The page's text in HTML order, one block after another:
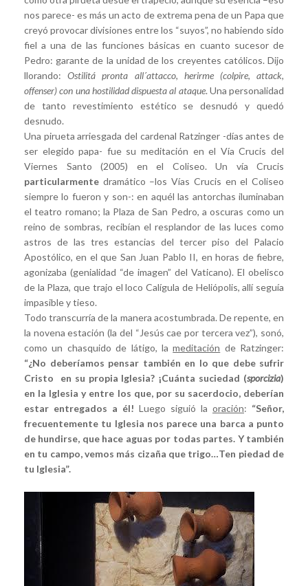
nos parece- es más un acto de extrema pena de un Papa que
creyó provocar divisiones entre los “suyos”, no habiendo sido
fiel a una de las funciones básicas en cuanto sucesor de
Pedro: garante de la unidad de los creyentes católicos. Dijo
llorando:Ostilitá pronta all´attacco, herirme (colpire, attack,
offenser) con una hostilidad dispuesta al ataque. Una personalidad
de tanto revestimiento estético se desnudó y quedó
desnudo.
Una pirueta arriesgada del cardenal Ratzinger -días antes de
ser elegido papa- fue su meditación en el Vía Crucis del
Viernes Santo (2005) en el Coliseo. Un vía Crucis
particularmente dramático –los Vías Crucis en el Coliseo
siempre lo fueron y son-: en aquél las antorchas iluminaban
el teatro romano; la Plaza de San Pedro, a oscuras como un
reino de sombras, recibían el resplandor de las luces como
astros de las tres estancias del tercer piso del Palacio
Apostólico, en el que San Juan Pablo II, en horas de fiebre,
agonizaba (genialidad “de imagen” del Vaticano). El obelisco
de la Plaza, que trajo el loco Calígula de Heliópolis, allí seguía
impasible y tieso.
Todo transcurría de la manera acostumbrada. De repente, en
la novena estación (la del “Jesús cae por tercera vez”), sonó,
como un chasquido de látigo, lameditación de Ratzinger:
“¿No deberíamos pensar también en lo que debe sufrir
Cristo en su propia Iglesia? ¡Cuánta suciedad (sporcizia)
en la Iglesia y entre los que, por su sacerdocio, deberían
estar entregados a él! Luego siguió la oración: “Señor,
frecuentemente tu Iglesia nos parece una barca a punto
de hundirse, que hace aguas por todas partes. Y también
en tu campo, vemos más cizaña que trigo…Ten piedad de
tu Iglesia”.